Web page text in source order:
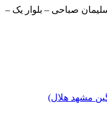
صباحی – بلوار یک –
مشهد هلال)